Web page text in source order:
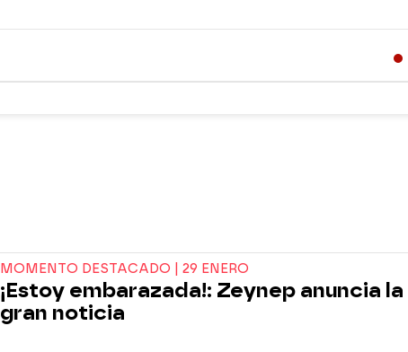
MOMENTO DESTACADO | 29 ENERO
¡Estoy embarazada!: Zeynep anuncia la
gran noticia